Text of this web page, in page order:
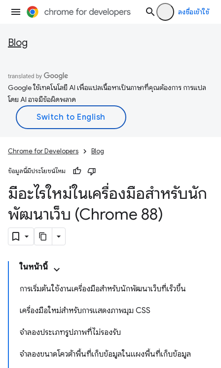
ลงชื่อเข้าใช้
Blog
Google ใช้เทคโนโลยี AI เพื่อแปลเนื้อหาเป็นภาษาที่คุณต้องการ การแปล
โดย AI อาจมีข้อผิดพลาด
Chrome for Developers Blog
ข้อมูลนี้มีประโยชน์ไหม
มีอะไรใหม่ในเครื่องมือสำหรับนัก
พัฒนาเว็บ (Chrome 88)
ในหน้านี้
การเริ่มต้นใช้งานเครื่องมือสำหรับนักพัฒนาเว็บที่เร็วขึ้น
เครื่องมือใหม่สำหรับการแสดงภาพมุม CSS
จำลองประเภทรูปภาพที่ไม่รองรับ
จำลองขนาดโควต้าพื้นที่เก็บข้อมูลในแผงพื้นที่เก็บข้อมูล